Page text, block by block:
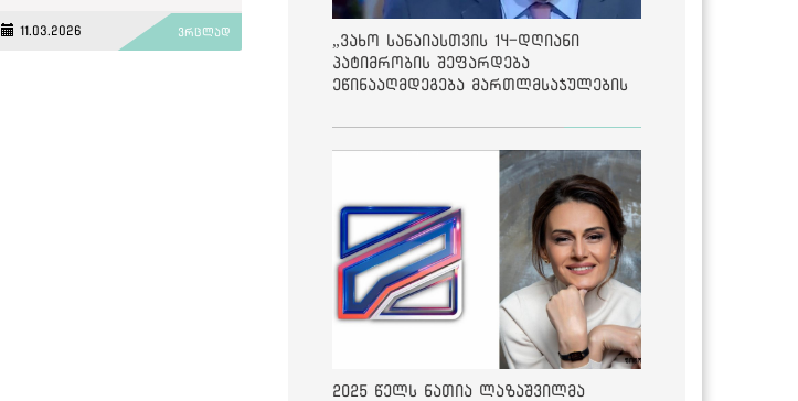
დეტექტორის“ მიმოხილვა
11.03.2026 ვრცლად
„ვახო სანაიასთვის 14-დღიანი
პატიმრობის შეფარდება
ეწინააღმდეგება მართლმსაჯულების
2025 წელს ნათია ლაზაშვილმა